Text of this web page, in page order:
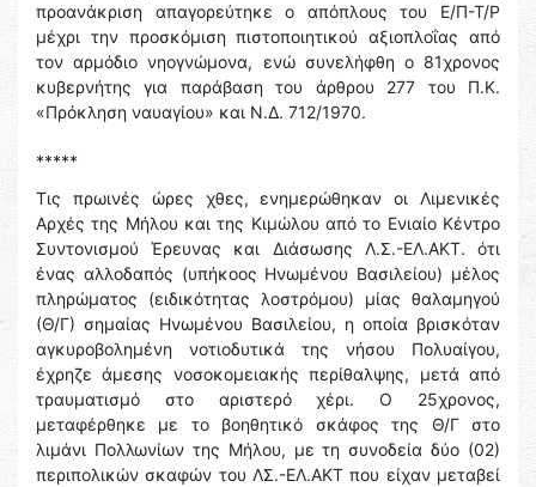
προανάκριση απαγορεύτηκε ο απόπλους του Ε/Π-Τ/Ρ
μέχρι την προσκόμιση πιστοποιητικού αξιοπλοΐας από
τον αρμόδιο νηογνώμονα, ενώ συνελήφθη ο 81χρονος
κυβερνήτης για παράβαση του άρθρου 277 του Π.Κ.
«Πρόκληση ναυαγίου» και Ν.Δ. 712/1970.
*****
Τις πρωινές ώρες χθες, ενημερώθηκαν οι Λιμενικές
Αρχές της Μήλου και της Κιμώλου από το Ενιαίο Κέντρο
Συντονισμού Έρευνας και Διάσωσης Λ.Σ.-ΕΛ.ΑΚΤ. ότι
ένας αλλοδαπός (υπήκοος Ηνωμένου Βασιλείου) μέλος
πληρώματος (ειδικότητας λοστρόμου) μίας θαλαμηγού
(Θ/Γ) σημαίας Ηνωμένου Βασιλείου, η οποία βρισκόταν
αγκυροβολημένη νοτιοδυτικά της νήσου Πολυαίγου,
έχρηζε άμεσης νοσοκομειακής περίθαλψης, μετά από
τραυματισμό στο αριστερό χέρι. Ο 25χρονος,
μεταφέρθηκε με το βοηθητικό σκάφος της Θ/Γ στο
λιμάνι Πολλωνίων της Μήλου, με τη συνοδεία δύο (02)
περιπολικών σκαφών του ΛΣ.-ΕΛ.ΑΚΤ που είχαν μεταβεί